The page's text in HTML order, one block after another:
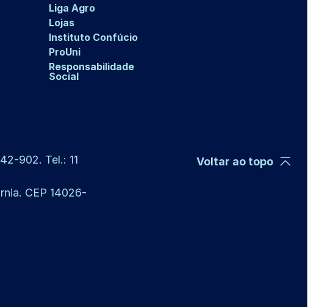
Liga Agro
Lojas
Instituto Confúcio
ProUni
Responsabilidade
Social
902. Tel.: 11
CEP 14026-
Voltar ao topo